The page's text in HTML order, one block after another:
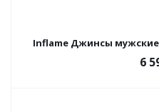
Inflame Джинсы мужские
6